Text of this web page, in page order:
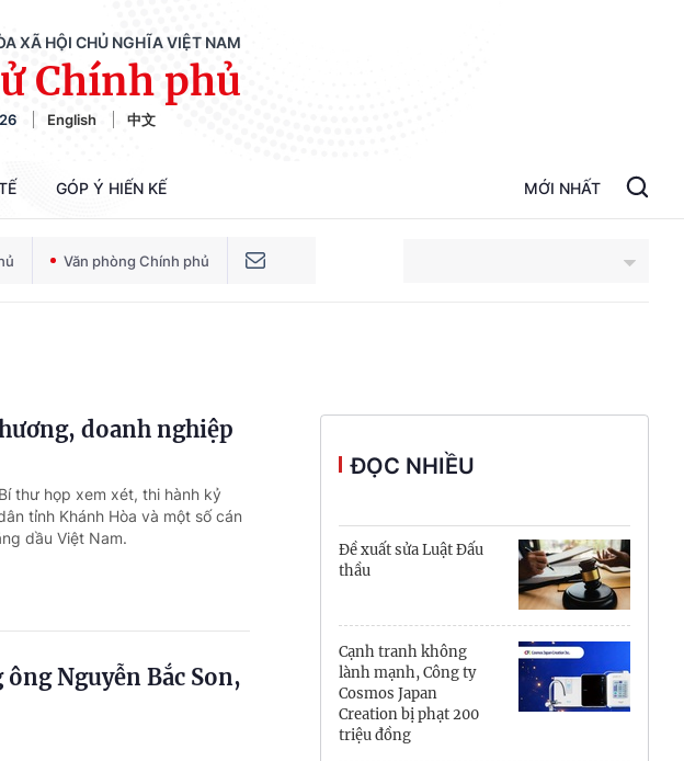
XÃ HỘI CHỦ NGHĨA VIỆT NAM
Chính phủ
English 中文
GÓP Ý HIẾN KẾ MỚI NHẤT
Văn phòng Chính phủ
Cần Thơ
Đắk Lắk
Đồng Nai
doanh nghiệp
thư họp xem xét, thi hành kỷ
tỉnh Khánh Hòa và một số cán
dầu Việt Nam.
Nguyễn Bắc Son,
ĐỌC NHIỀU
Đề xuất sửa Luật Đấu
thầu
Cạnh tranh không
lành mạnh, Công ty
Cosmos Japan
Creation bị phạt 200
triệu đồng